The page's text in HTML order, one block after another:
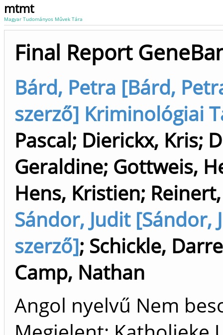
mtmt
Magyar Tudományos Művek Tára
Final Report
Bárd, Petra [Bárd,
szerző] Kriminológiai
Pascal; Dierickx, Kris;
Geraldine; Gottweis,
Hens, Kristien;
Sándor, Judit [Sándor,
szerző]; Schickle,
Camp, Nathan
Angol nyelvű Nem